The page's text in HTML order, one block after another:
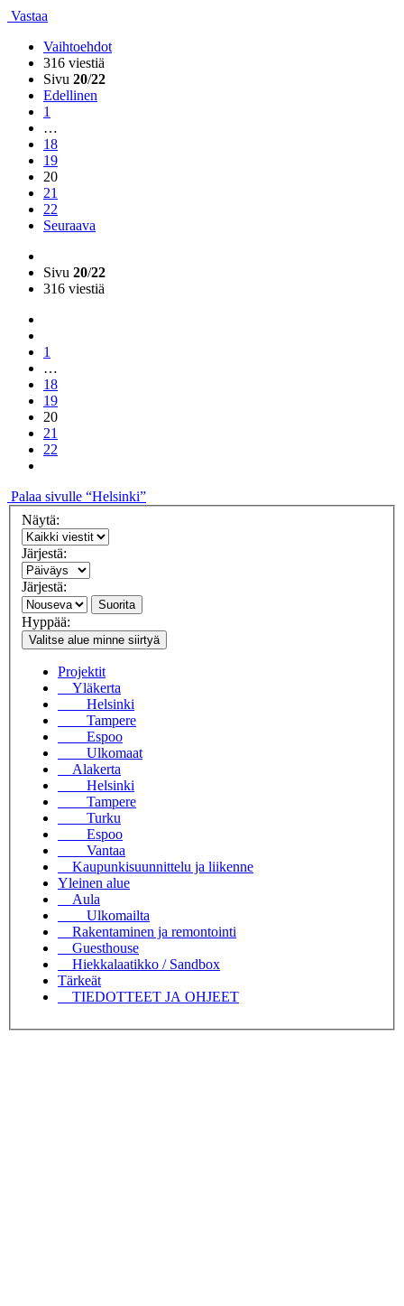
Vastaa
Vaihtoehdot
316 viestiä
Sivu 20/22
Edellinen
1
…
18
19
20
21
22
Seuraava
Sivu 20/22
316 viestiä
1
…
18
19
20
21
22
Palaa sivulle “Helsinki”
Näytä:
Järjestä:
Järjestä:
Suorita
Hyppää:
Valitse alue minne siirtyä
Projektit
Yläkerta
Helsinki
Tampere
Espoo
Ulkomaat
Alakerta
Helsinki
Tampere
Turku
Espoo
Vantaa
Kaupunkisuunnittelu ja liikenne
Yleinen alue
Aula
Ulkomailta
Rakentaminen ja remontointi
Guesthouse
Hiekkalaatikko / Sandbox
Tärkeät
TIEDOTTEET JA OHJEET